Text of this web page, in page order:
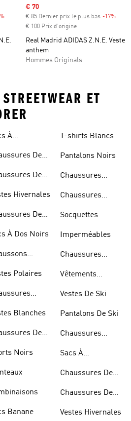
Prix soldé
€ 70
€ 85 Dernier prix le plus bas -17%
€ 100 Prix d'origine
Real Madrid ADIDAS Z.N.E. Veste
anthem
Hommes Originals
ET
À
De
De
Hivernales
De
À Dos Noirs
Polaires
Blanches
De
Noirs
Banane
T-shirts Blancs
Pantalons Noirs
Chaussures
Chaussures
Socquettes
Imperméables
Chaussures
Vêtements
Vestes De Ski
Pantalons De Ski
Chaussures
Sacs À
Chaussures De
Chaussures De
Vestes Hivernales